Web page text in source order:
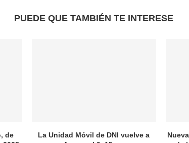
PUEDE QUE TAMBIÉN TE INTERESE
de
La Unidad Móvil de DNI vuelve a